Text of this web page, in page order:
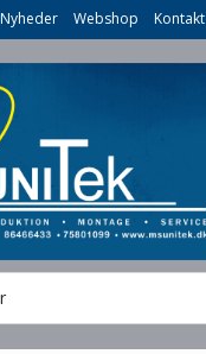
Nyheder Webshop Kontakt